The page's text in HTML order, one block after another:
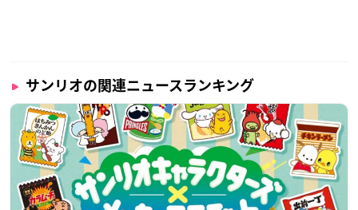
サンリオの関連ニュースランキング